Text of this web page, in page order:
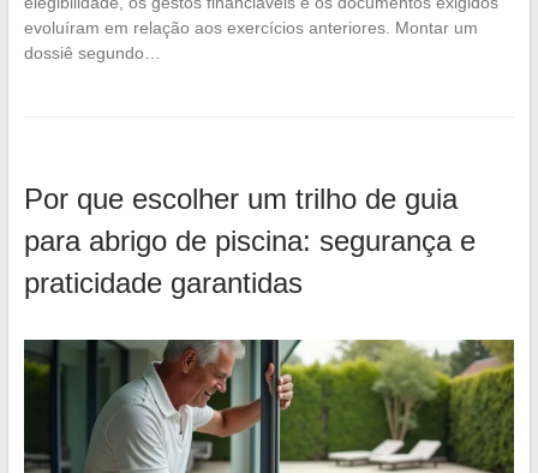
evoluíram em relação aos exercícios anteriores. Montar um
dossiê segundo…
Por que escolher um trilho de guia
para abrigo de piscina: segurança e
praticidade garantidas